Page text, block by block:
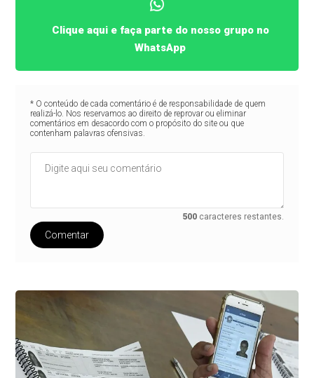
Clique aqui e faça parte do nosso grupo no
WhatsApp
* O conteúdo de cada comentário é de responsabilidade de quem
realizá-lo. Nos reservamos ao direito de reprovar ou eliminar
comentários em desacordo com o propósito do site ou que
contenham palavras ofensivas.
500 caracteres restantes.
Comentar